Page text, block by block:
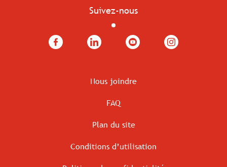
Suivez-nous
Facebook LinkedIn YouTube Instagram
Nous joindre
FAQ
Plan du site
Conditions d’utilisation